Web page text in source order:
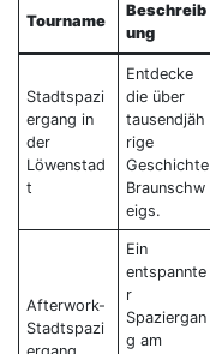
Tourname
Beschreib
ung
Stadtspazi
ergang in
der
Löwenstad
t
Entdecke
die über
tausendjäh
rige
Geschichte
Braunschw
eigs.
Afterwork-
Stadtspazi
Ein
entspannte
r
Spaziergan
g am